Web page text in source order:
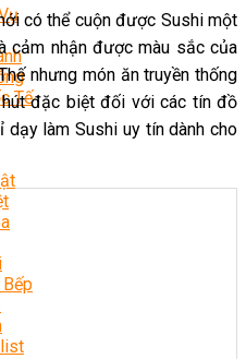
Tế
Bếp
có thể cuộn được Sushi một
cảm nhận được màu sắc của
nhưng món ăn truyền thống
đặc biệt đối với các tín đồ
làm Sushi uy tín dành cho